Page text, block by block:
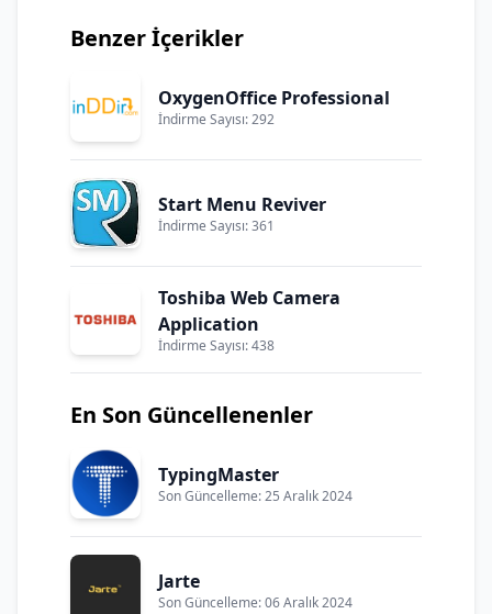
Benzer İçerikler
OxygenOffice Professional
İndirme Sayısı: 292
Start Menu Reviver
İndirme Sayısı: 361
Toshiba Web Camera
Application
İndirme Sayısı: 438
En Son Güncellenenler
TypingMaster
Son Güncelleme: 25 Aralık 2024
Jarte
Son Güncelleme: 06 Aralık 2024